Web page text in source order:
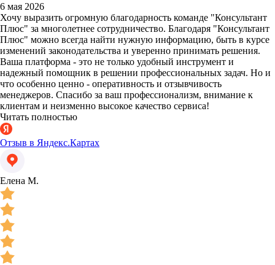
6 мая 2026
Хочу выразить огромную благодарность команде "Консультант
Плюс" за многолетнее сотрудничество. Благодаря "Консультант
Плюс" можно всегда найти нужную информацию, быть в курсе
изменений законодательства и уверенно принимать решения.
Ваша платформа - это не только удобный инструмент и
надежный помощник в решении профессиональных задач. Но и
что особенно ценно - оперативность и отзывчивость
менеджеров. Спасибо за ваш профессионализм, внимание к
клиентам и неизменно высокое качество сервиса!
Читать полностью
Отзыв в Яндекс.Картах
Елена М.